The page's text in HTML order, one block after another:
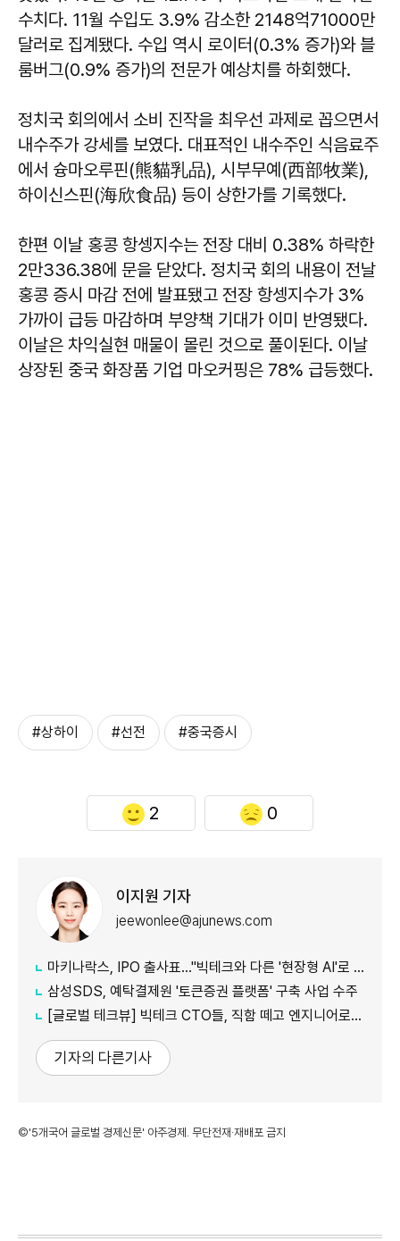
수치다. 11월 수입도 3.9% 감소한 2148억71000만
달러로 집계됐다. 수입 역시 로이터(0.3% 증가)와 블
룸버그(0.9% 증가)의 전문가 예상치를 하회했다.
정치국 회의에서 소비 진작을 최우선 과제로 꼽으면서
내수주가 강세를 보였다. 대표적인 내수주인 식음료주
에서 슝마오루핀(熊貓乳品), 시부무예(西部牧業),
하이신스핀(海欣食品) 등이 상한가를 기록했다.
한편 이날 홍콩 항셍지수는 전장 대비 0.38% 하락한
2만336.38에 문을 닫았다. 정치국 회의 내용이 전날
홍콩 증시 마감 전에 발표됐고 전장 항셍지수가 3%
가까이 급등 마감하며 부양책 기대가 이미 반영됐다.
이날은 차익실현 매물이 몰린 것으로 풀이된다. 이날
상장된 중국 화장품 기업 마오커핑은 78% 급등했다.
#상하이 #선전 #중국증시
2 0
이지원 기자
jeewonlee@ajunews.com
마키나락스, IPO 출사표…"빅테크와 다른 '현장형 AI'로 승부"
삼성SDS, 예탁결제원 '토큰증권 플랫폼' 구축 사업 수주
[글로벌 테크뷰] 빅테크 CTO들, 직함 떼고 엔지니어로 유턴...'앤트로픽행 러시' 이유는
기자의 다른기사
©'5개국어 글로벌 경제신문' 아주경제. 무단전재·재배포 금지